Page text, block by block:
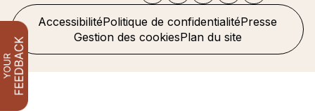
AccessibilitéPolitique de confidentialitéPresse
Gestion des cookiesPlan du site